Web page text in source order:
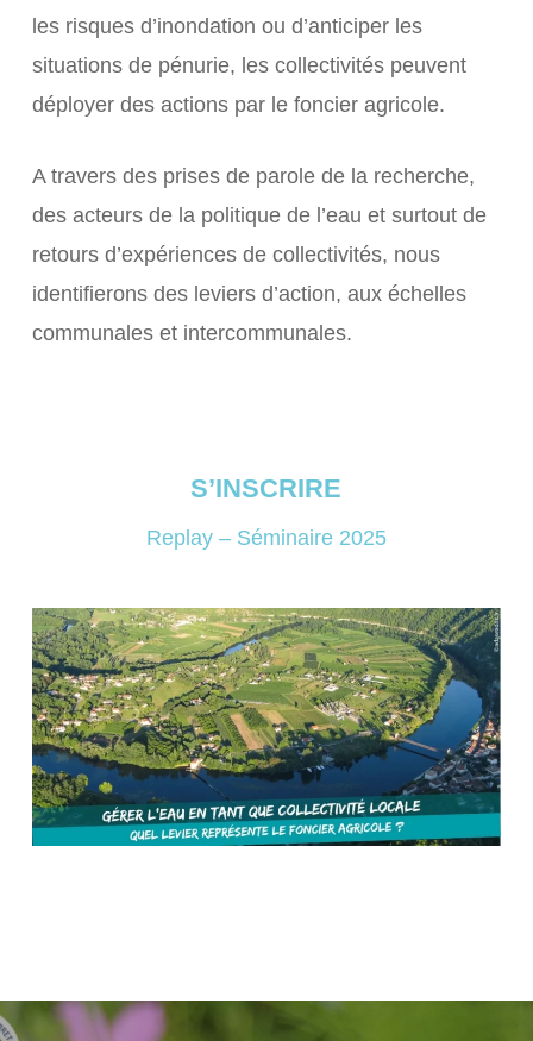
les risques d’inondation ou d’anticiper les
situations de pénurie, les collectivités peuvent
déployer des actions par le foncier agricole.
A travers des prises de parole de la recherche,
des acteurs de la politique de l’eau et surtout de
retours d’expériences de collectivités, nous
identifierons des leviers d’action, aux échelles
communales et intercommunales.
S’INSCRIRE
Replay – Séminaire 2025